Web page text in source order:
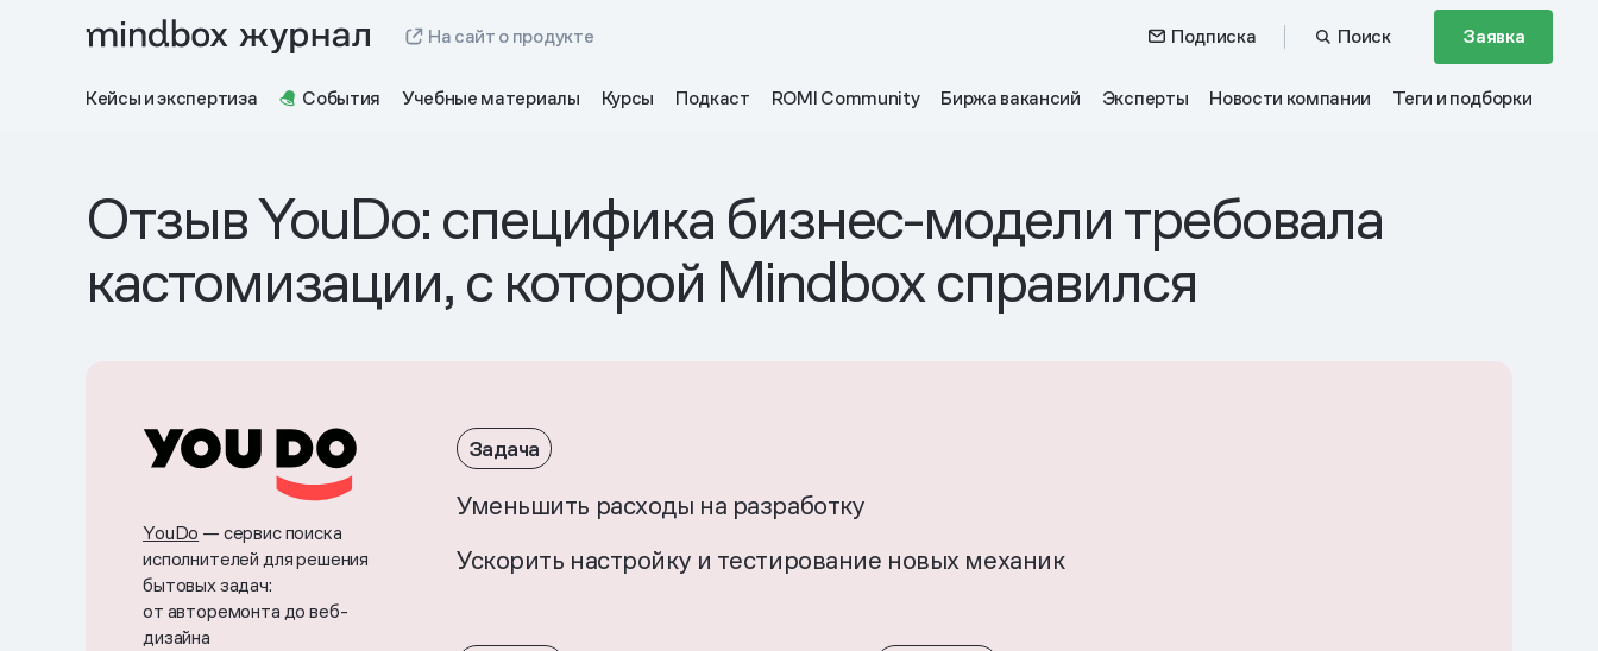
На сайт о продукте Подписка Поиск Заявка
Кейсы и экспертиза События Учебные материалы Курсы Подкаст ROMI Community Биржа вакансий Эксперты Новости компании Теги и подборки
Отзыв YouDo: специфика бизнес-модели требовала
кастомизации, с которой Mindbox справился
YouDo — сервис поиска
исполнителей для решения
бытовых задач:
от авторемонта до веб-
дизайна
Задача
Уменьшить расходы на разработку
Ускорить настройку и тестирование новых механик